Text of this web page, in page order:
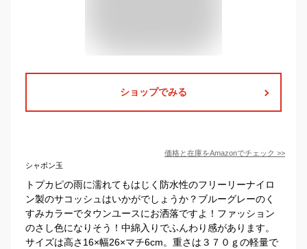
ショップでみる
価格と在庫をAmazonでチェック >>
シャボン玉
トプカピの雨に濡れてもはじく防水性のフリーリーナイロ
ン製のサコッシュはいかがでしょうか？ブルーグレーのく
すみカラーでタウンユースにお洒落ですよ！ファッション
のさし色になりそう！中綿入りでふんわり感があります。
サイズは高さ16×幅26×マチ6cm。重さは３７０ｇの軽量で